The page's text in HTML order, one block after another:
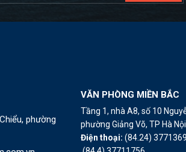
phường
VĂN PHÒNG MIỀN BẮC
Tầng 1, nhà A8, số 10
phường Giảng Võ, TP Hà
Điện thoại:(84.24)